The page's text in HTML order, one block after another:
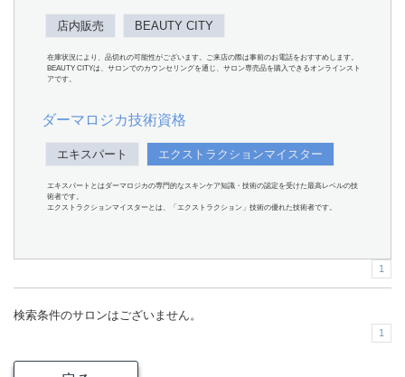
店内販売 BEAUTY CITY
在庫状況により、品切れの可能性がございます。ご来店の際は事前のお電話をおすすめします。
BEAUTY CITYは、サロンでのカウンセリングを通じ、サロン専売品を購入できるオンラインスト
アです。
ダーマロジカ技術資格
エキスパート エクストラクションマイスター
エキスパートとはダーマロジカの専門的なスキンケア知識・技術の認定を受けた最高レベルの技
術者です。
エクストラクションマイスターとは、「エクストラクション」技術の優れた技術者です。
1
検索条件のサロンはございません。
1